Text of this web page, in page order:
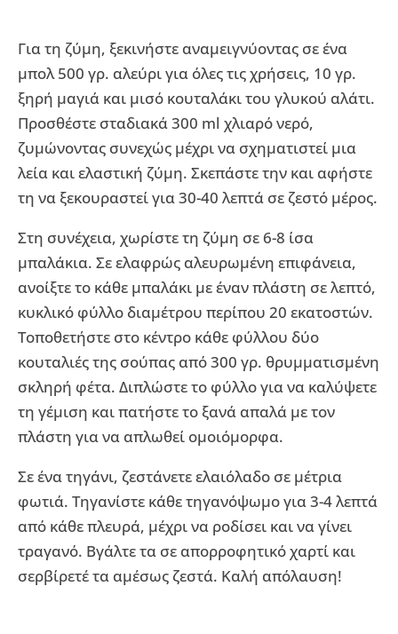
Για τη ζύμη, ξεκινήστε αναμειγνύοντας σε ένα
μπολ 500 γρ. αλεύρι για όλες τις χρήσεις, 10 γρ.
ξηρή μαγιά και μισό κουταλάκι του γλυκού αλάτι.
Προσθέστε σταδιακά 300 ml χλιαρό νερό,
ζυμώνοντας συνεχώς μέχρι να σχηματιστεί μια
λεία και ελαστική ζύμη. Σκεπάστε την και αφήστε
τη να ξεκουραστεί για 30-40 λεπτά σε ζεστό μέρος.
Στη συνέχεια, χωρίστε τη ζύμη σε 6-8 ίσα
μπαλάκια. Σε ελαφρώς αλευρωμένη επιφάνεια,
ανοίξτε το κάθε μπαλάκι με έναν πλάστη σε λεπτό,
κυκλικό φύλλο διαμέτρου περίπου 20 εκατοστών.
Τοποθετήστε στο κέντρο κάθε φύλλου δύο
κουταλιές της σούπας από 300 γρ. θρυμματισμένη
σκληρή φέτα. Διπλώστε το φύλλο για να καλύψετε
τη γέμιση και πατήστε το ξανά απαλά με τον
πλάστη για να απλωθεί ομοιόμορφα.
Σε ένα τηγάνι, ζεστάνετε ελαιόλαδο σε μέτρια
φωτιά. Τηγανίστε κάθε τηγανόψωμο για 3-4 λεπτά
από κάθε πλευρά, μέχρι να ροδίσει και να γίνει
τραγανό. Βγάλτε τα σε απορροφητικό χαρτί και
σερβίρετέ τα αμέσως ζεστά. Καλή απόλαυση!